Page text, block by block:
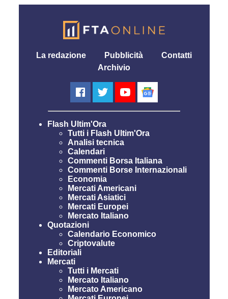
La redazione Pubblicità
Contatti
Archivio
Flash Ultim'Ora
Tutti i Flash Ultim'Ora
Analisi tecnica
Calendari
Commenti Borsa Italiana
Commenti Borse Internazionali
Economia
Mercati Americani
Mercati Asiatici
Mercati Europei
Mercato Italiano
Quotazioni
Calendario Economico
Criptovalute
Editoriali
Mercati
Tutti i Mercati
Mercato Italiano
Mercato Americano